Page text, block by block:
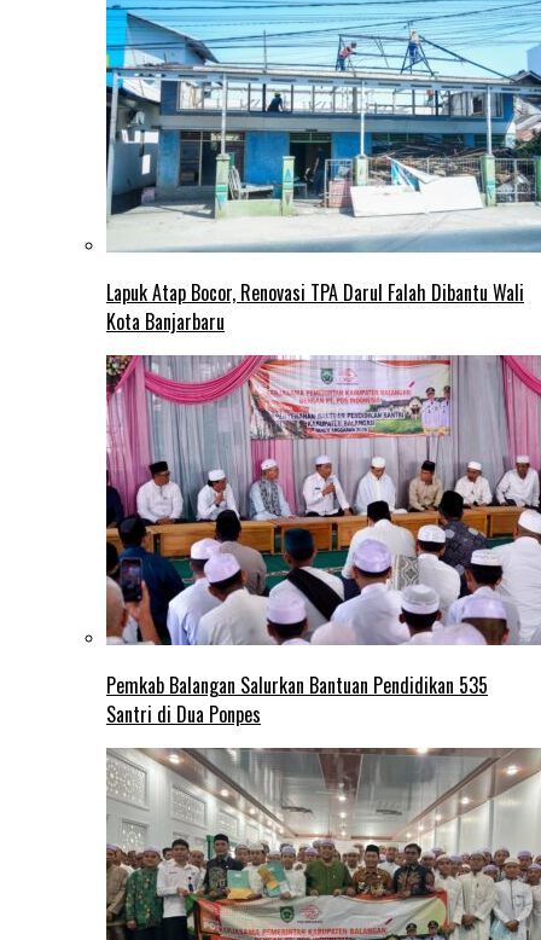
Lapuk Atap Bocor, Renovasi TPA Darul Falah Dibantu Wali
Kota Banjarbaru
Pemkab Balangan Salurkan Bantuan Pendidikan 535
Santri di Dua Ponpes